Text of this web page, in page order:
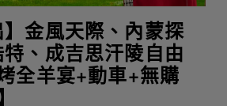
】金風天際、內蒙探
、成吉思汗陵自由
全羊宴+動車+無購